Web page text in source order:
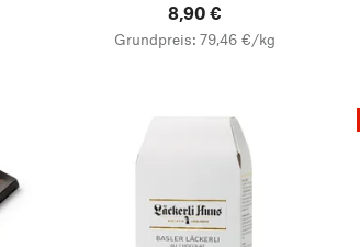
8,90 €
Grundpreis: 79,46 €/kg